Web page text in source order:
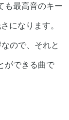
も最高音のキー
になります。
ので、それと
ができる曲で